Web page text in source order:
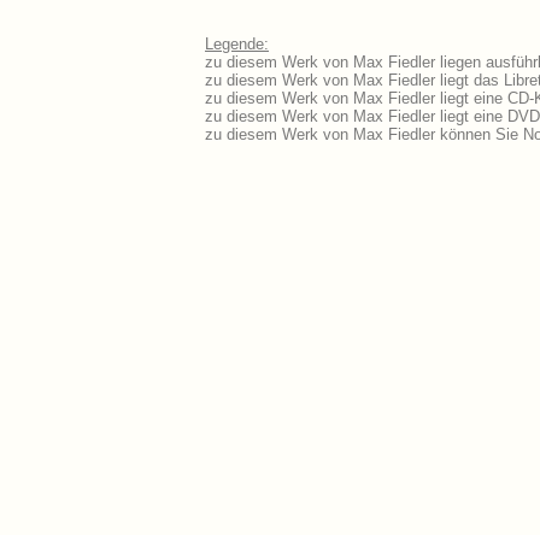
Legende:
zu diesem Werk von Max Fiedler liegen
zu diesem Werk von Max Fiedler liegt das
zu diesem Werk von Max Fiedler liegt eine CD-
zu diesem Werk von Max Fiedler liegt eine
zu diesem Werk von Max Fiedler können Sie